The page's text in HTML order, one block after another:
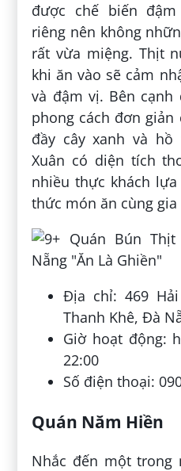
được chế biến
riêng nên không
rất vừa miệng. Thịt
khi ăn vào sẽ cảm
và đậm vị. Bên
phong cách đơn
đầy cây xanh và
Xuân có diện tích
nhiều thực khách
thức món ăn cùng
Địa chỉ: 469
Thanh Khê, Đà
Giờ hoạt động:
22:00
Số điện thoại:
Quán Năm Hiền
Nhắc đến một